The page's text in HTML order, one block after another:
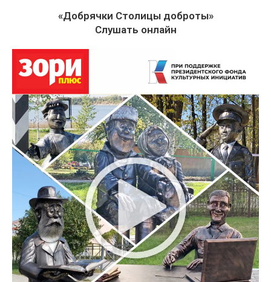
«Добрячки Столицы доброты»
Слушать онлайн